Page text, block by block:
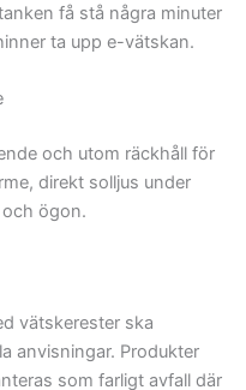
få stå några minuter
ta upp e-vätskan.
och utom räckhåll för
direkt solljus under
ögon.
vätskerester ska
anvisningar. Produkter
som farligt avfall där